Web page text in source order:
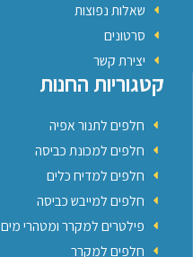
שאלות נפוצות
סרטונים
יצירת קשר
קטגוריות החנות
חלפים לתנור אפיה
חלפים למכונת כביסה
חלפים למדיח כלים
חלפים למייבש כביסה
פילטרים למקרר ומטהרי מים
חלפים למקרר